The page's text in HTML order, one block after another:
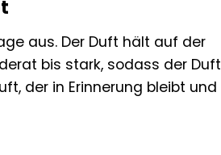
aus. Der Duft hält auf der
bis stark, sodass der Duft
der in Erinnerung bleibt und